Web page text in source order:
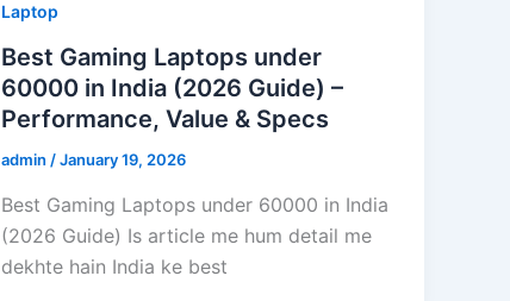
Laptop
Best Gaming Laptops under
60000 in India (2026 Guide) –
Performance, Value & Specs
admin /January 19, 2026
Best Gaming Laptops under 60000 in India
(2026 Guide) Is article me hum detail me
dekhte hain India ke best